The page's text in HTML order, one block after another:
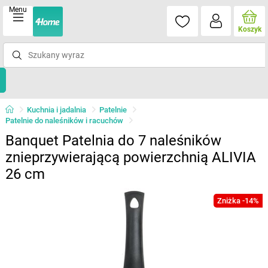
Menu
Koszyk
Kuchnia i jadalnia
Patelnie
Patelnie do naleśników i racuchów
Banquet Patelnia do 7 naleśników
znieprzywierającą powierzchnią ALIVIA
26 cm
Zniżka -14%